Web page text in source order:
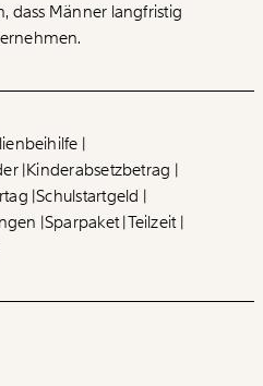
dass Männer langfristig
Kinderabsetzbetrag
Schulstartgeld
Sparpaket Teilzeit